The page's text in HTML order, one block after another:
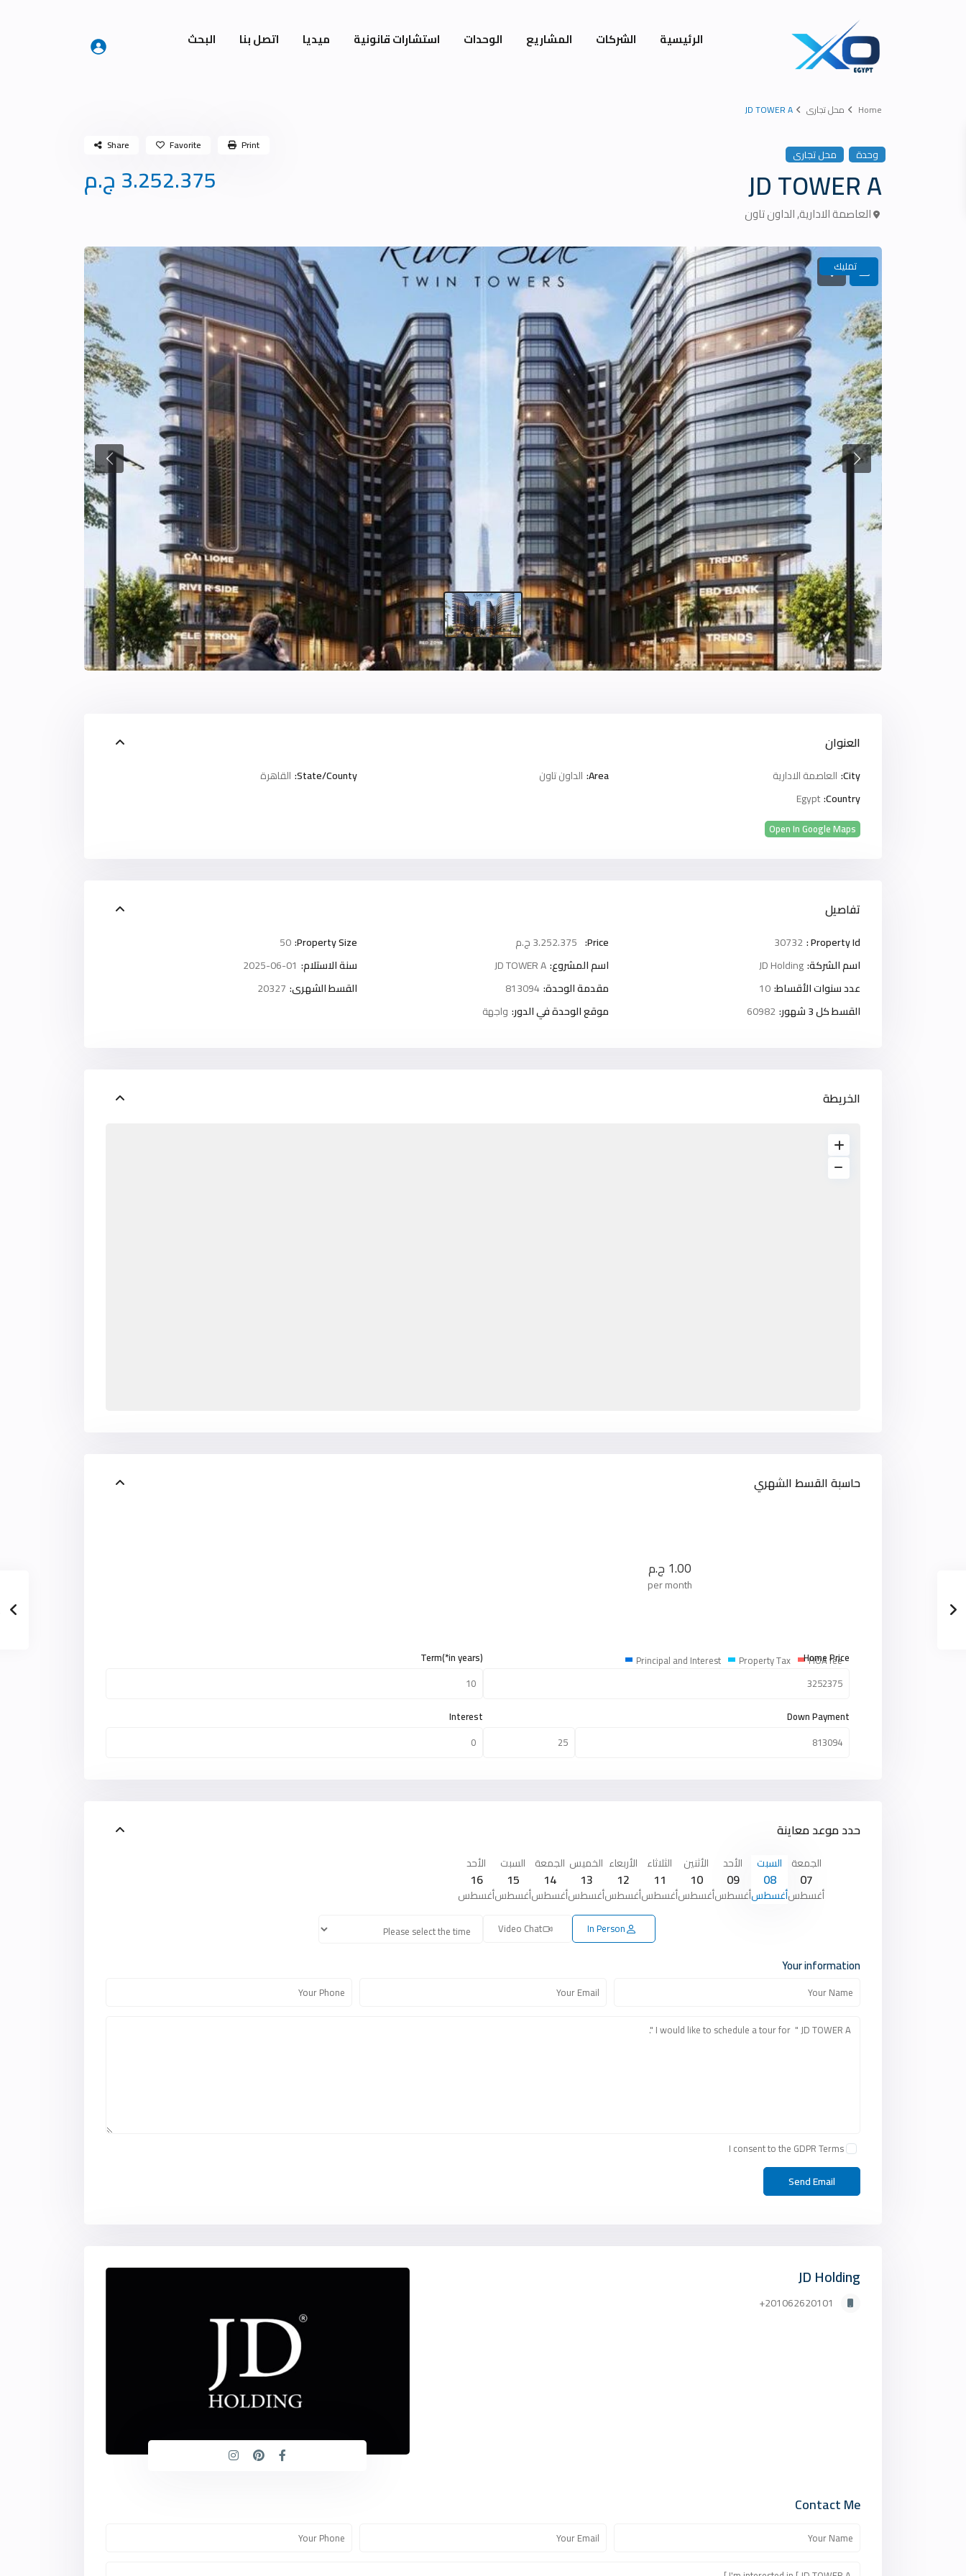
الرئيسية الشركات المشاريع الوحدات استشارات قانونية ميديا اتصل بنا البحث
Home محل تجارى JD TOWER A
وحدة محل تجارى
JD TOWER A
العاصمة الادارية,الداون تاون
Share Favorite Print
تمليك
العنوان
City: العاصمة الادارية Area: الداون تاون State/County: القاهرة
Country:
Egypt
Open In Google Maps
تفاصيل
Property Id :
30732
Price:
Property Size:
50
اسم الشركة:JD Holding اسم المشروع:JD TOWER A سنة الاستلام: 2025-06-01
عدد سنوات الأقساط:10 مقدمة الوحدة: 813094 القسط الشهرى: 20327
القسط كل 3 شهور:
60982 موقع الوحدة في الدور: واجهة
الخريطة
حاسبة القسط الشهري
1.00 ج.م
per month
Principal and Interest Property Tax HOA fee
Home Price
Down Payment
Term(*in years)
Interest
حدد موعد معاينة
الجمعة
07
أغسطس
السبت
08
أغسطس
الأحد
09
أغسطس
الأثنين
10
أغسطس
الثلاثاء
11
أغسطس
الأربعاء
12
أغسطس
الخميس
13
أغسطس
الجمعة
14
أغسطس
السبت
15
أغسطس
الأحد
16
أغسطس
In Person
Video Chat
Your information
I consent to the GDPR Terms
JD Holding
201062620101+
Contact Me